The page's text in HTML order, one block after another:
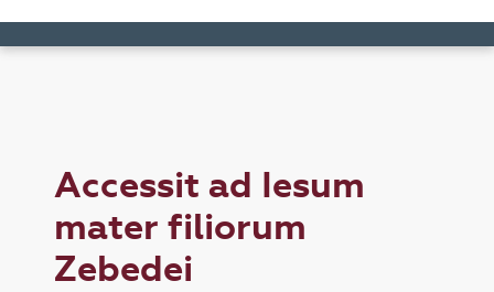
Accessit ad Iesum
mater filiorum
Zebedei